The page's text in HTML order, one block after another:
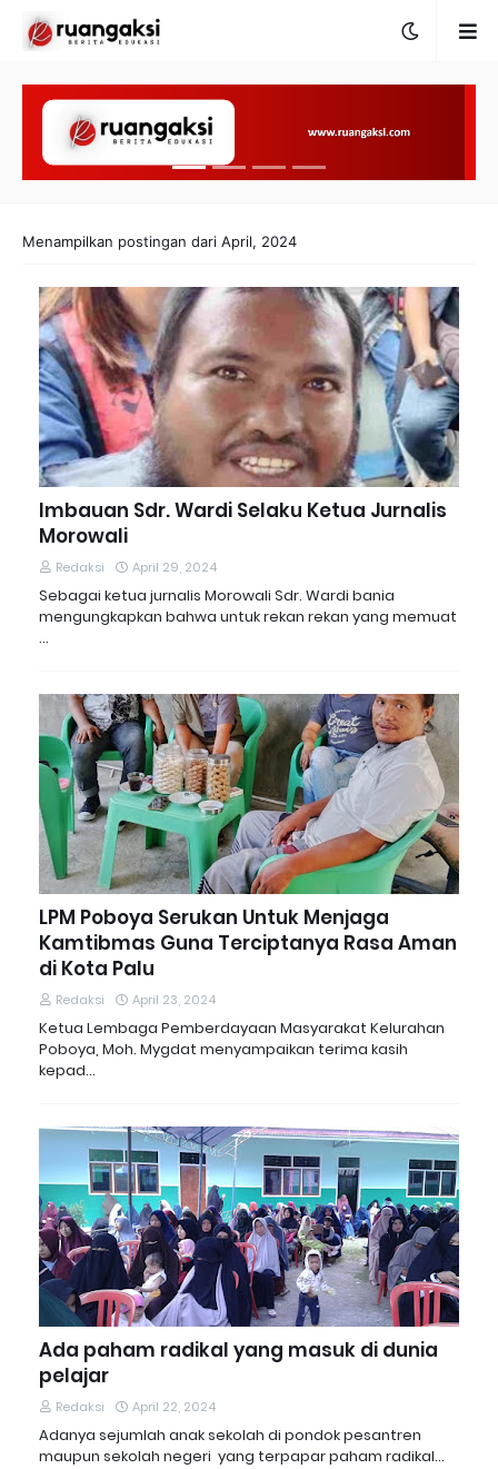
Menampilkan postingan dari April, 2024
Imbauan Sdr. Wardi Selaku Ketua Jurnalis
Morowali
Redaksi April 29, 2024
Sebagai ketua jurnalis Morowali Sdr. Wardi bania
mengungkapkan bahwa untuk rekan rekan yang memuat
…
LPM Poboya Serukan Untuk Menjaga
Kamtibmas Guna Terciptanya Rasa Aman
di Kota Palu
Redaksi April 23, 2024
Ketua Lembaga Pemberdayaan Masyarakat Kelurahan
Poboya, Moh. Mygdat menyampaikan terima kasih
kepad…
Ada paham radikal yang masuk di dunia
pelajar
Redaksi April 22, 2024
Adanya sejumlah anak sekolah di pondok pesantren
maupun sekolah negeri yang terpapar paham radikal…